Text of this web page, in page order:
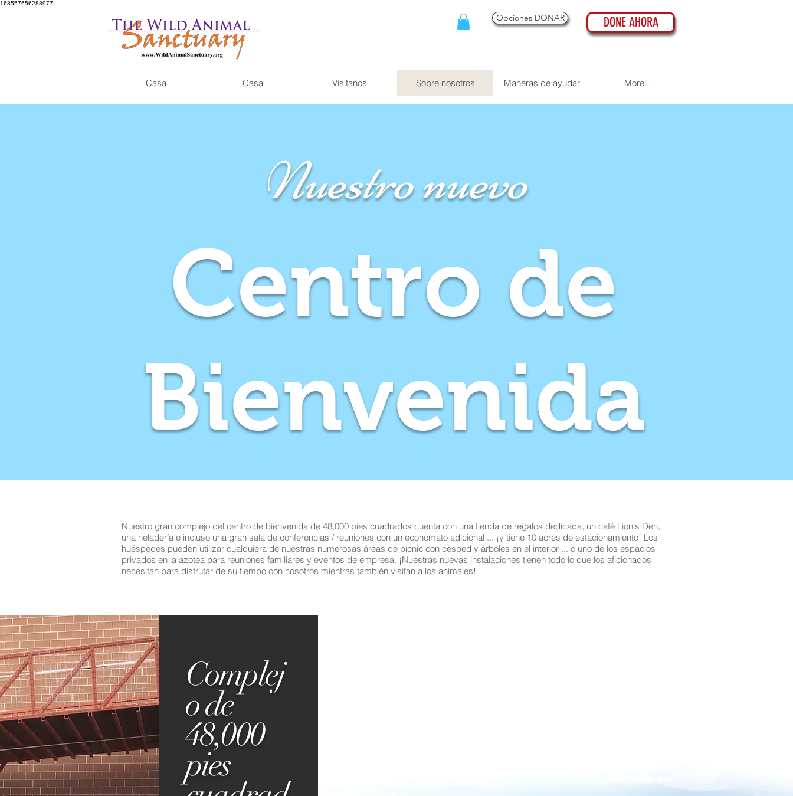
168557656288977
Opciones DONAR DONE AHORA
Casa Casa Visítanos Sobre nosotros Maneras de ayudar More...
Nuestro nuevo
Centro de
Bienvenida
Nuestro gran complejo del centro de bienvenida de 48,000 pies cuadrados cuenta con una tienda de regalos dedicada, un café Lion's Den,
una heladería e incluso una gran sala de conferencias / reuniones con un economato adicional ... ¡y tiene 10 acres de estacionamiento! Los
huéspedes pueden utilizar cualquiera de nuestras numerosas áreas de pícnic con césped y árboles en el interior ... o uno de los espacios
privados en la azotea para reuniones familiares y eventos de empresa. ¡Nuestras nuevas instalaciones tienen todo lo que los aficionados
necesitan para disfrutar de su tiempo con nosotros mientras también visitan a los animales!
Complej
o de
48,000
pies